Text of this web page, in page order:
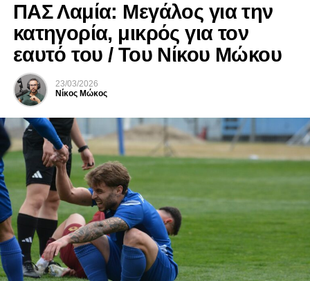
ΠΑΣ Λαμία: Μεγάλος για την
κατηγορία, μικρός για τον
εαυτό του / Του Νίκου Μώκου
23/03/2026
Νίκος Μώκος